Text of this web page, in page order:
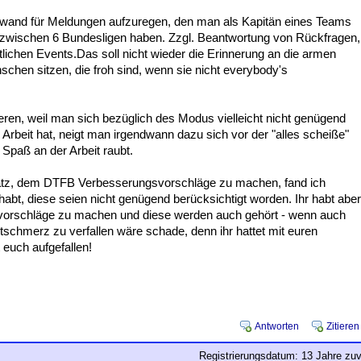
für Meldungen aufzuregen, den man als Kapitän eines Teams
6 Bundesligen haben. Zzgl. Beantwortung von Rückfragen,
Events.Das soll nicht wieder die Erinnerung an die armen
sitzen, die froh sind, wenn sie nicht everybody's
weil man sich bezüglich des Modus vielleicht nicht genügend
hat, neigt man irgendwann dazu sich vor der "alles scheiße"
an der Arbeit raubt.
dem DTFB Verbesserungsvorschläge zu machen, fand ich
diese seien nicht genügend berücksichtigt worden. Ihr habt aber
zu machen und diese werden auch gehört - wenn auch
zu verfallen wäre schade, denn ihr hattet mit euren
aufgefallen!
Antworten Zitieren
Registrierungsdatum: 13 Jahre